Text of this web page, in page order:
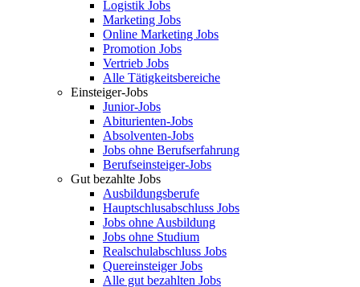
Logistik Jobs
Marketing Jobs
Online Marketing Jobs
Promotion Jobs
Vertrieb Jobs
Alle Tätigkeitsbereiche
Einsteiger-Jobs
Junior-Jobs
Abiturienten-Jobs
Absolventen-Jobs
Jobs ohne Berufserfahrung
Berufseinsteiger-Jobs
Gut bezahlte Jobs
Ausbildungsberufe
Hauptschlusabschluss Jobs
Jobs ohne Ausbildung
Jobs ohne Studium
Realschulabschluss Jobs
Quereinsteiger Jobs
Alle gut bezahlten Jobs